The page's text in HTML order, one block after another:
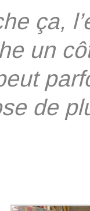
ça,
un
de